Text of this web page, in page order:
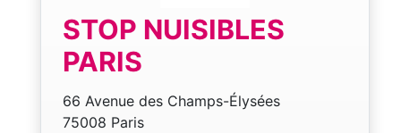
STOP NUISIBLES
PARIS
66 Avenue des Champs-Élysées
75008 Paris